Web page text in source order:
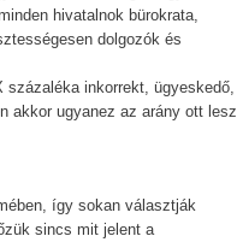
hivatalnok bürokrata,
dolgozók és
inkorrekt, ügyeskedő,
akkor ugyanez az arány ott lesz
így sokan választják
sincs mit jelent a